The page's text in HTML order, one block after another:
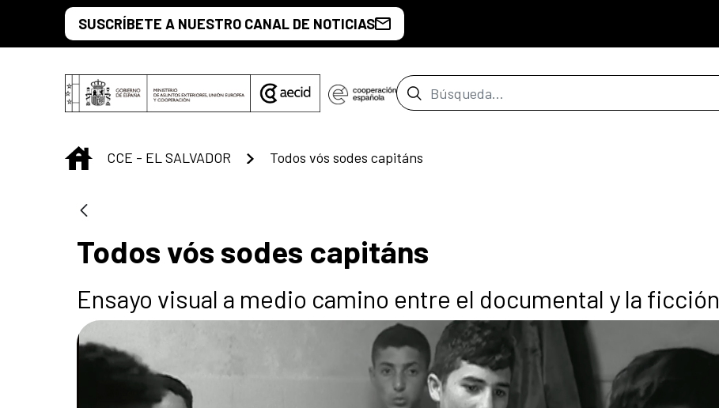
Saltar al contenido principal
SUSCRÍBETE A NUESTRO CANAL DE NOTICIAS
Barra de búsqueda
INICIO
CCE - EL SALVADOR Todos vós sodes capitáns
Todos vós sodes capitáns
Ensayo visual a medio camino entre el documental y la ficción